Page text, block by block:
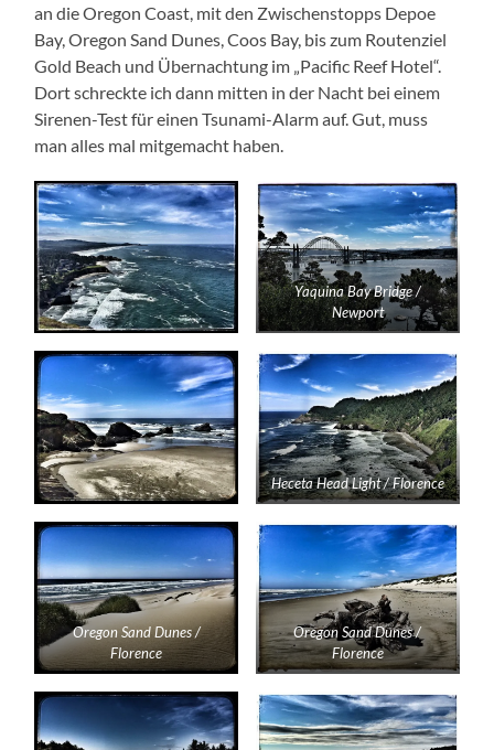
an die Oregon Coast, mit den Zwischenstopps Depoe
Bay, Oregon Sand Dunes, Coos Bay, bis zum Routenziel
Gold Beach und Übernachtung im „Pacific Reef Hotel“.
Dort schreckte ich dann mitten in der Nacht bei einem
Sirenen-Test für einen Tsunami-Alarm auf. Gut, muss
man alles mal mitgemacht haben.
Yaquina Bay Bridge /
Newport
Heceta Head Light / Florence
Oregon Sand Dunes /
Florence
Oregon Sand Dunes /
Florence